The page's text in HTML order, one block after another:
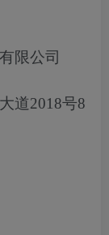
限公司
道2018号8